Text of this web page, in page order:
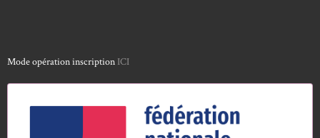
Mode opération inscription ICI